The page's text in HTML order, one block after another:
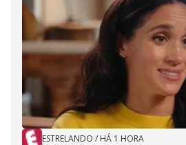
ESTRELANDO / HÁ 1 HORA